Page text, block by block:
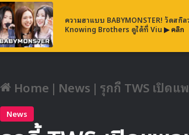
ความฮาแบบ BABYMONSTER! วัดสกิล
Knowing Brothers ดูได้ที่ Viu ▶ คลิก